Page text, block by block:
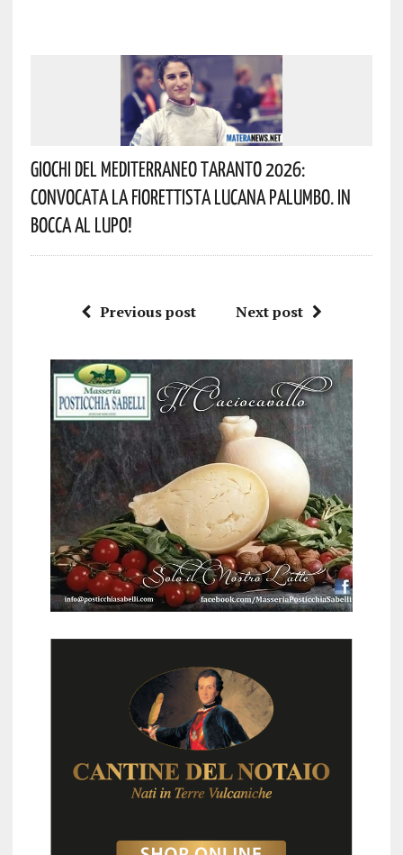
Giochi Del Mediterraneo Taranto 2026:
Convocata La Fiorettista Lucana Palumbo. In
Bocca Al Lupo!
Previous post Next post